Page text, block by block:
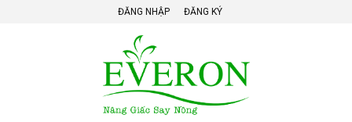
ĐĂNG NHẬP ĐĂNG KÝ